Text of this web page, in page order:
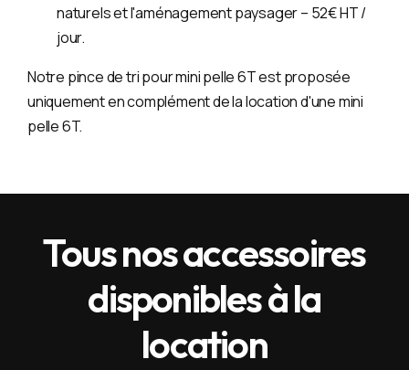
naturels et l'aménagement paysager – 52€ HT /
jour.
Notre pince de tri pour mini pelle 6T est proposée
uniquement en complément de la location d'une mini
pelle 6T.
Tous nos accessoires
disponibles à la
location